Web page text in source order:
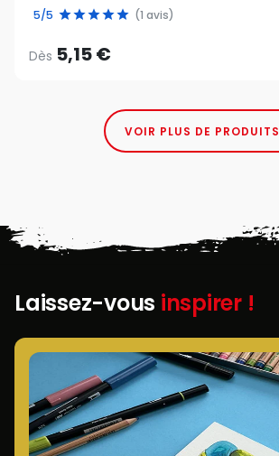
5/5 (1 avis)
Dès 5,15 €
VOIR PLUS DE PRODUITS
Laissez-vous inspirer !